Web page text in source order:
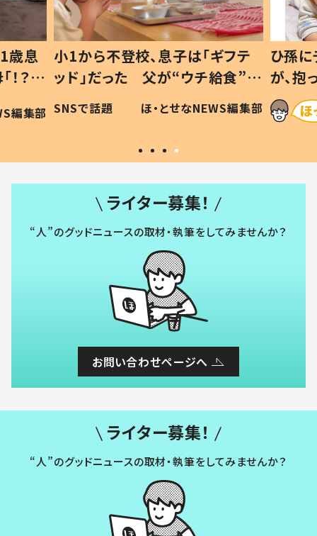
歳息
？」
編集部
小1から不登校、息子は「ギフテ
ッド」だった 父が“ウチ給食”を
作り続ける理由とは #令和の親
#令和の子
SNSで話題 ほ・とせなNEWS編集部
ひ孫
が、
「涙が
い」
ライター募集！
“人”のグッドニュースの取材・執筆をしてみませんか？
お問い合わせページへ
ライター募集！
“人”のグッドニュースの取材・執筆をしてみませんか？